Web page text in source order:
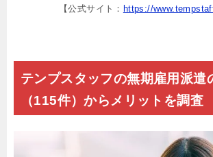
【公式サイト： https://
テンプスタッフの無期雇用派遣
（115件）からメリットを調査